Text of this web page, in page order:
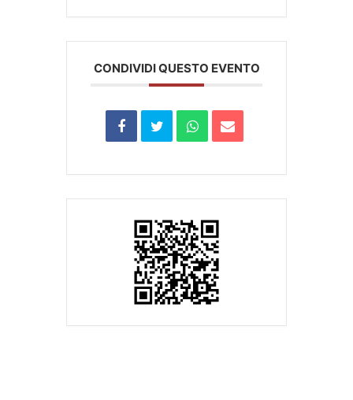
CONDIVIDI QUESTO EVENTO